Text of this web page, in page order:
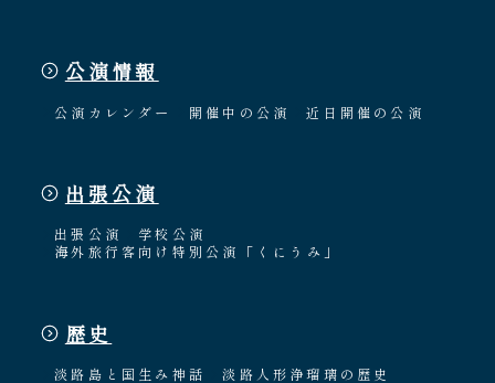
公演情報
公演カレンダー 開催中の公演 近日開催の公演
出張公演
出張公演
学校公演
海外旅行客向け特別公演「くにうみ」
歴史
淡路島と国生み神話
淡路人形浄瑠璃の歴史